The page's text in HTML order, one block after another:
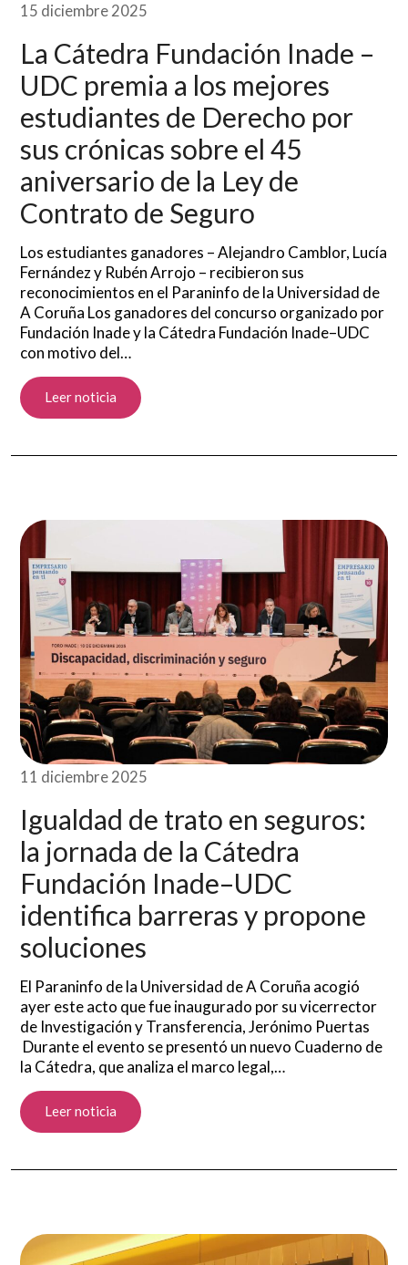
15 diciembre 2025
La Cátedra Fundación Inade –
UDC premia a los mejores
estudiantes de Derecho por
sus crónicas sobre el 45
aniversario de la Ley de
Contrato de Seguro
Los estudiantes ganadores – Alejandro Camblor, Lucía
Fernández y Rubén Arrojo – recibieron sus
reconocimientos en el Paraninfo de la Universidad de
A Coruña Los ganadores del concurso organizado por
Fundación Inade y la Cátedra Fundación Inade–UDC
con motivo del…
Leer noticia
11 diciembre 2025
Igualdad de trato en seguros:
la jornada de la Cátedra
Fundación Inade–UDC
identifica barreras y propone
soluciones
El Paraninfo de la Universidad de A Coruña acogió
ayer este acto que fue inaugurado por su vicerrector
de Investigación y Transferencia, Jerónimo Puertas
Durante el evento se presentó un nuevo Cuaderno de
la Cátedra, que analiza el marco legal,…
Leer noticia